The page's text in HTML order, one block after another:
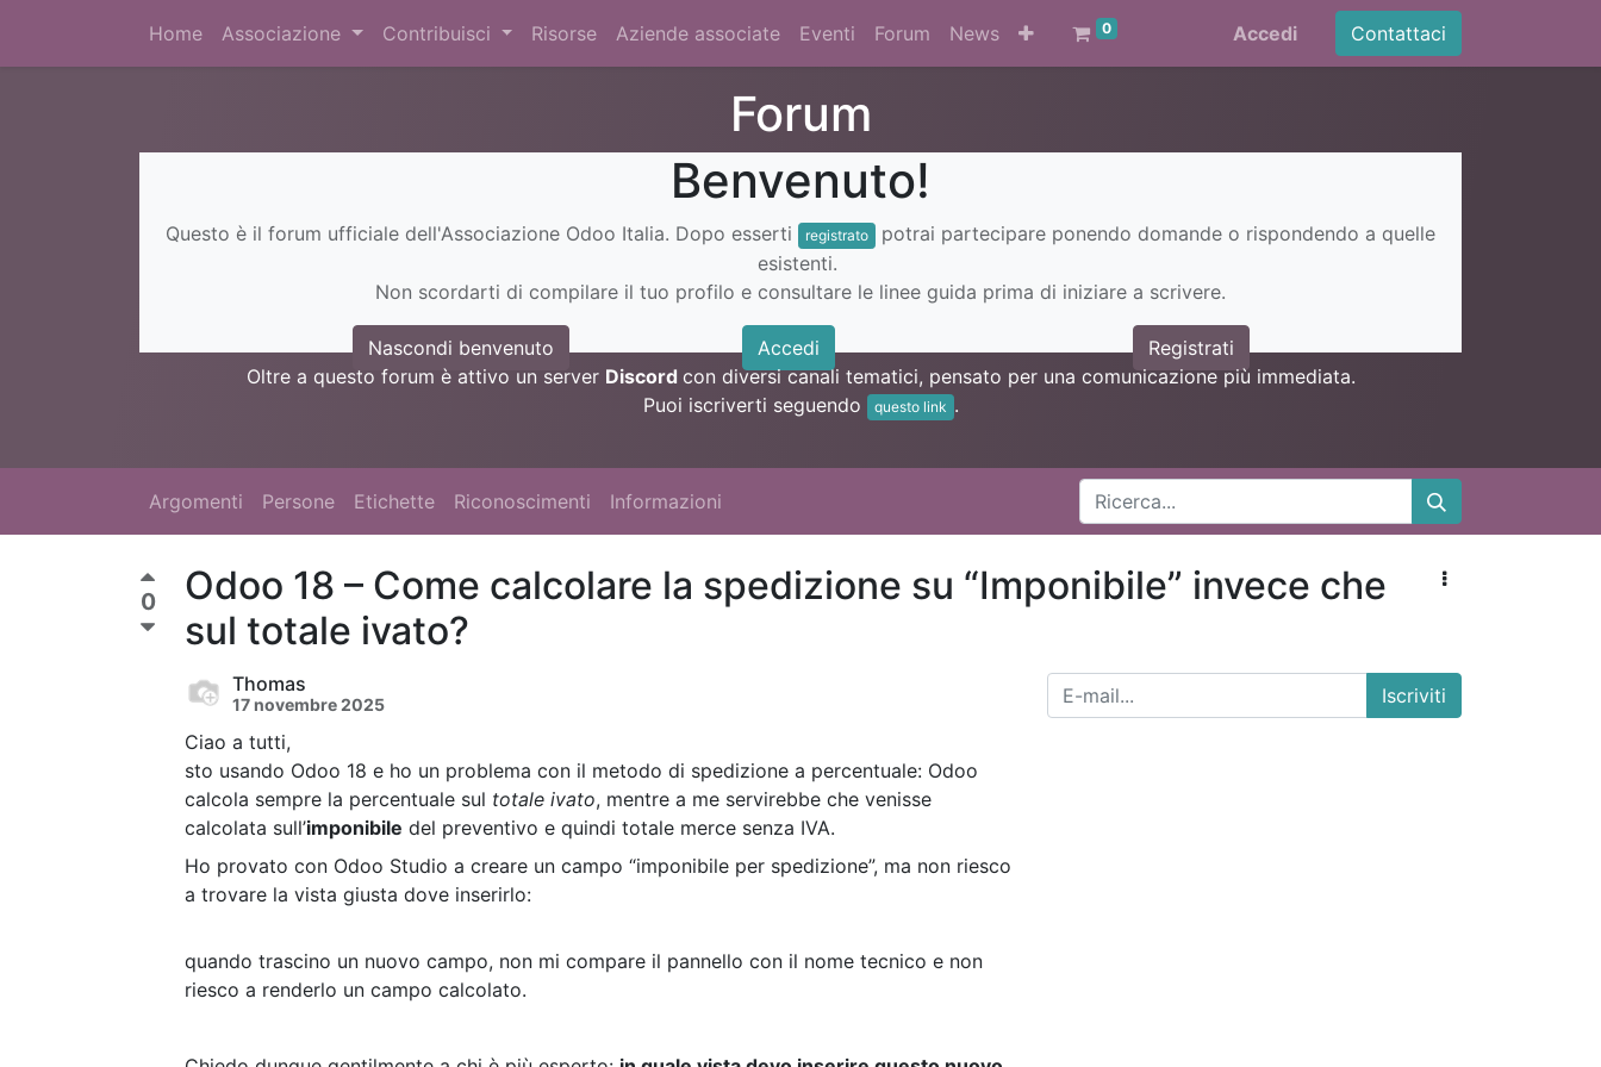
Home Associazione Contribuisci Risorse Aziende associate Eventi Forum News 0 Accedi Contattaci
Forum
Benvenuto!
Questo è il forum ufficiale dell'Associazione Odoo Italia. Dopo esserti registrato
potrai partecipare ponendo domande o rispondendo a quelle
esistenti.
Non scordarti di compilare il tuo profilo e consultare le linee guida prima di iniziare a scrivere.
Nascondi benvenuto Accedi
Registrati
Oltre a questo forum è attivo un server Discord con diversi canali tematici, pensato per una comunicazione più immediata.
Puoi iscriverti seguendo
questo link .
Argomenti Persone Etichette Riconoscimenti Informazioni
0
Odoo 18 – Come calcolare la spedizione su “Imponibile” invece che
sul totale ivato?
Thomas
17 novembre 2025
Iscriviti
Ciao a tutti,
sto usando Odoo 18 e ho un problema con il metodo di spedizione a percentuale: Odoo
calcola sempre la percentuale sul totale ivato, mentre a me servirebbe che venisse
calcolata sull’imponibile del preventivo e quindi totale merce senza IVA.
Ho provato con Odoo Studio a creare un campo “imponibile per spedizione”, ma non riesco
a trovare la vista giusta dove inserirlo:
quando trascino un nuovo campo, non mi compare il pannello con il nome tecnico e non
riesco a renderlo un campo calcolato.